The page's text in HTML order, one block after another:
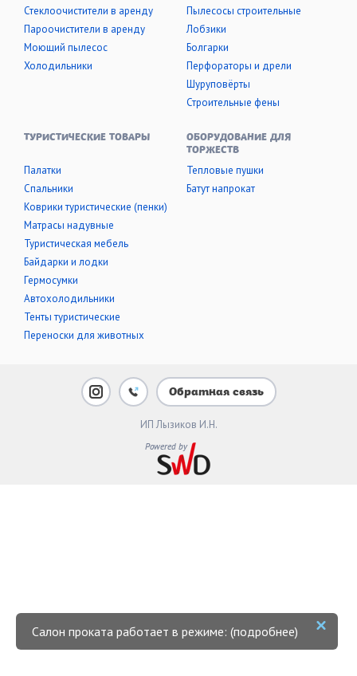
Стеклоочистители в аренду
Пароочистители в аренду
Моющий пылесос
Холодильники
Пылесосы строительные
Лобзики
Болгарки
Перфораторы и дрели
Шуруповёрты
Строительные фены
ТУРИСТИЧЕСКИЕ ТОВАРЫ
Палатки
Cпальники
Коврики туристические (пенки)
Матрасы надувные
Туристическая мебель
Байдарки и лодки
Гермосумки
Автохолодильники
Тенты туристические
Переноски для животных
ОБОРУДОВАНИЕ ДЛЯ
ТОРЖЕСТВ
Тепловые пушки
Батут напрокат
Обратная связь
ИП Лызиков И.Н.
Салон проката работает в режиме: (подробнее)